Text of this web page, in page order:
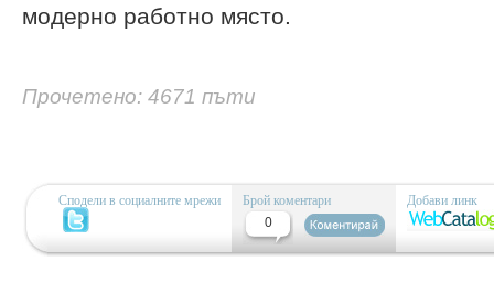
модерно работно място.
Прочетено: 4671 пъти
Сподели в социалните мрежи
Брой коментари
0
Добави линк